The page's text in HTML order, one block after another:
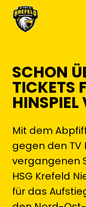
SCHON
TICKETS
HINSPIEL
Mit dem
gegen den
vergangenen
HSG Krefeld
für das